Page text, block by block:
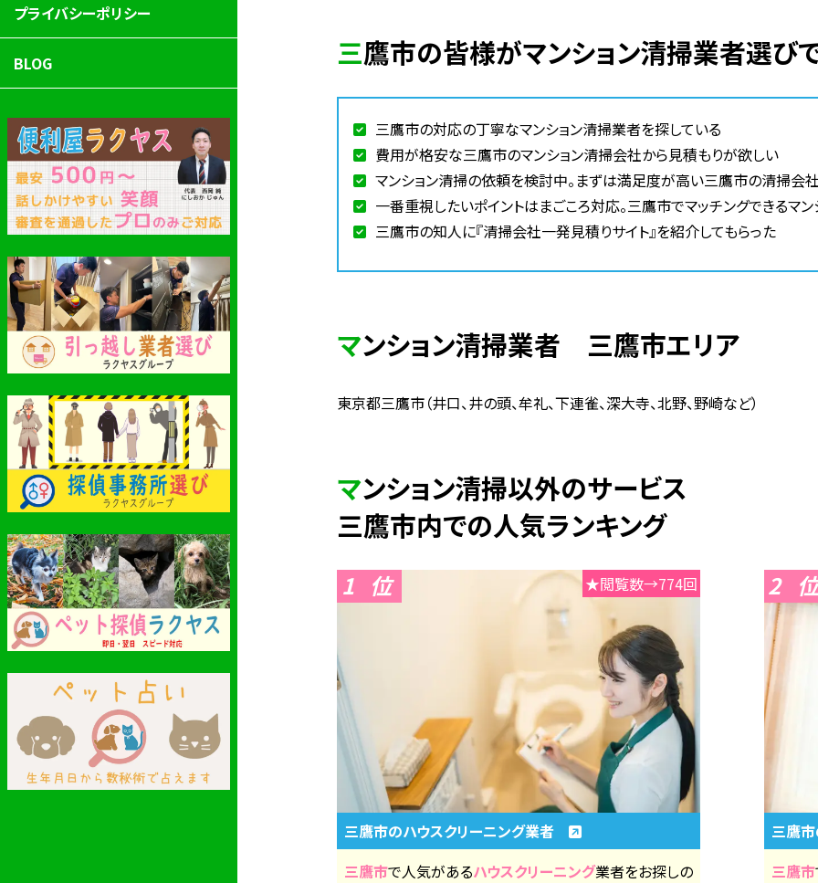
三鷹市の皆様がマンション清掃業者選び
三鷹市の対応の丁寧なマンション清掃業者を探している
費用が格安な三鷹市のマンション清掃会社から見積もりが欲しい
マンション清掃の依頼を検討中。まずは満足度が高い三鷹市の清掃会
一番重視したいポイントはまごころ対応。三鷹市でマッチングできるマ
三鷹市の知人に『清掃会社一発見積りサイト』を紹介してもらった
マンション清掃業者 三鷹市エリア
東京都三鷹市（井口、井の頭、牟礼、下連雀、深大寺、北野、野崎など）
マンション清掃以外のサービス
三鷹市内での人気ランキング
1 ★閲覧数→774回
三鷹市のハウスクリーニング業者
三鷹市で人気があるハウスクリーニング業者をお探しの
2
三鷹
三鷹市
プライバシーポリシー
BLOG